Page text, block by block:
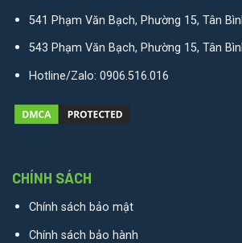
541 Phạm Văn Bạch, Phường 15, Tân
543 Phạm Văn Bạch, Phường 15, Tân
Hotline/Zalo: 0906.516.016
CHÍNH SÁCH
Chính sách bảo mật
Chính sách bảo hành